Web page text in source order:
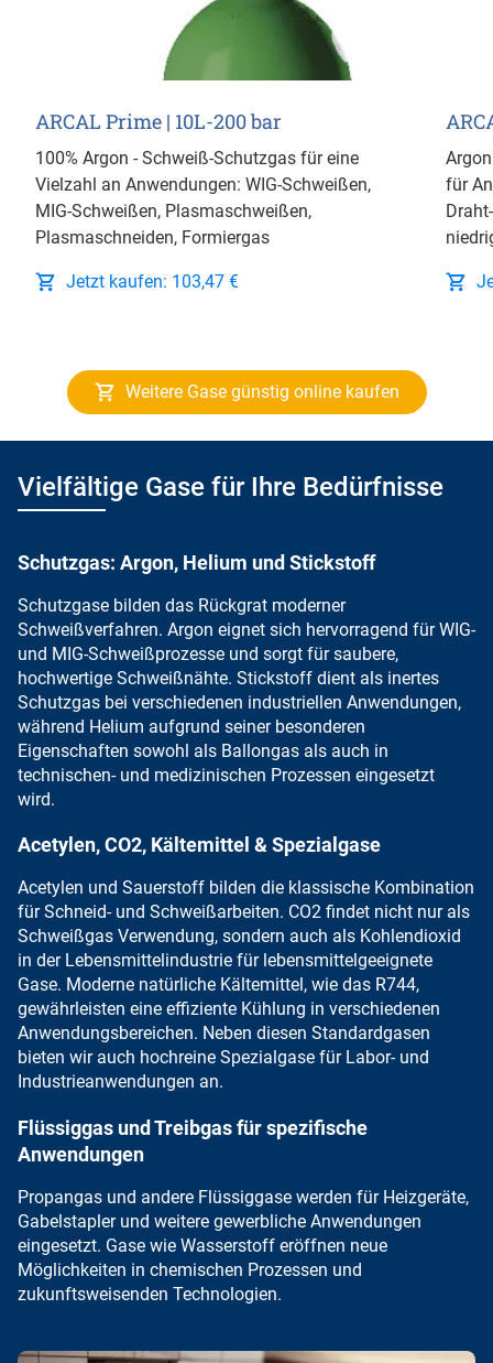
ARCAL Prime | 10L-200 bar
100% Argon - Schweiß-Schutzgas für eine
Vielzahl an Anwendungen: WIG-Schweißen,
MIG-Schweißen, Plasmaschweißen,
Plasmaschneiden, Formiergas
Jetzt kaufen: 103,47 €
für
Weitere Gase günstig online kaufen
Vielfältige Gase für Ihre Bedürfnisse
Schutzgas: Argon, Helium und Stickstoff
Schutzgase bilden das Rückgrat moderner
Schweißverfahren. Argon eignet sich hervorragend fürWIG-
und MIG-Schweißprozesse und sorgt für saubere,
hochwertige Schweißnähte. Stickstoff dient als inertes
Schutzgas bei verschiedenen industriellen Anwendungen,
während Helium aufgrund seiner besonderen
Eigenschaften sowohl als Ballongas als auch in
technischen- und medizinischen Prozessen eingesetzt
wird.
Acetylen, CO2, Kältemittel & Spezialgase
Acetylen und Sauerstoff bilden die klassische Kombination
für Schneid- und Schweißarbeiten. CO2 findet nicht nur als
Schweißgas Verwendung, sondern auch als Kohlendioxid
in der Lebensmittelindustrie für lebensmittelgeeignete
Gase. Moderne natürliche Kältemittel , wie das R744,
gewährleisten eine effiziente Kühlung in verschiedenen
Anwendungsbereichen. Neben diesen Standardgasen
bieten wir auch hochreine Spezialgase für Labor- und
Industrieanwendungen an.
Flüssiggas und Treibgas für spezifische
Anwendungen
Propangas und andere Flüssiggase werden für Heizgeräte,
Gabelstapler und weitere gewerbliche Anwendungen
eingesetzt. Gase wie Wasserstoff eröffnen neue
Möglichkeiten in chemischen Prozessen und
zukunftsweisenden Technologien.